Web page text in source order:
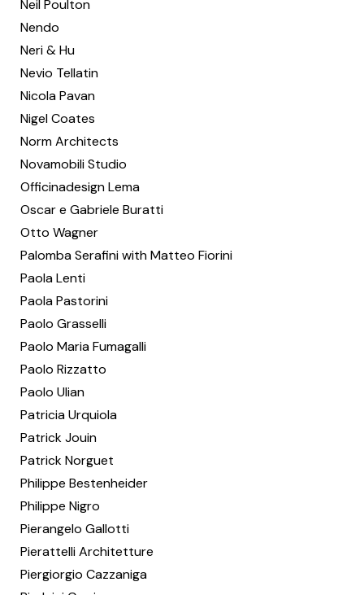
Neil Poulton
Nendo
Neri & Hu
Nevio Tellatin
Nicola Pavan
Nigel Coates
Norm Architects
Novamobili Studio
Officinadesign Lema
Oscar e Gabriele Buratti
Otto Wagner
Palomba Serafini with Matteo Fiorini
Paola Lenti
Paola Pastorini
Paolo Grasselli
Paolo Maria Fumagalli
Paolo Rizzatto
Paolo Ulian
Patricia Urquiola
Patrick Jouin
Patrick Norguet
Philippe Bestenheider
Philippe Nigro
Pierangelo Gallotti
Pierattelli Architetture
Piergiorgio Cazzaniga